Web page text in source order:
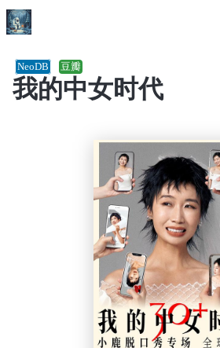
我的中女时代
NeoDB 豆瓣